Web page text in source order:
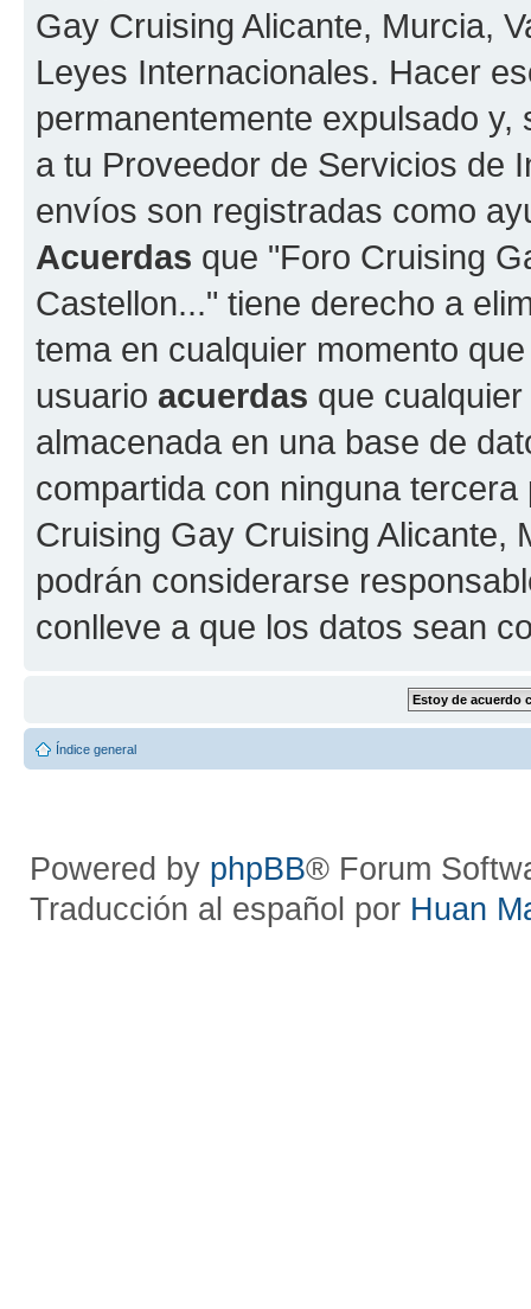
Gay Cruising Alicante, Murcia,
Leyes Internacionales. Hacer
permanentemente expulsado
a tu Proveedor de Servicios de
envíos son registradas como
Acuerdas que "Foro Cruising
Castellon..." tiene derecho a
tema en cualquier momento
usuario acuerdas que
almacenada en una base de
compartida con ninguna
Cruising Gay Cruising Alicante,
podrán considerarse
conlleve a que los datos sean
Índice general
Powered by phpBB® Forum
Traducción al español por Huan